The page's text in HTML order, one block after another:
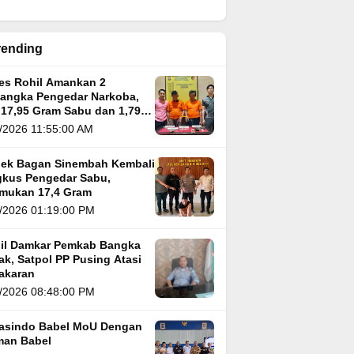
Rohil Amankan 2
Pengedar Narkoba,
Gram Sabu dan 1,79
Ganja11:55:00 AM
Bagan Sinembah Kembali
Pengedar Sabu,
17,4 Gram
01:19:00 PM
Damkar Pemkab Bangka
Satpol PP Pusing Atasi
08:48:00 PM
Babel MoU Dengan
Babel